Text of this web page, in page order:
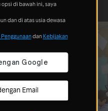
di bawah ini, saya
dan di atas usia dewasa
dan Kebijakan
Email